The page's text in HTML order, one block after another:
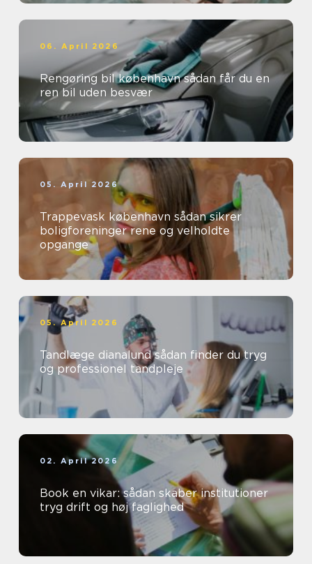
06. April 2026
Rengøring bil københavn sådan får du en
ren bil uden besvær
05. April 2026
Trappevask københavn sådan sikrer
boligforeninger rene og velholdte
opgange
05. April 2026
Tandlæge dianalund sådan finder du tryg
og professionel tandpleje
02. April 2026
Book en vikar: sådan skaber institutioner
tryg drift og høj faglighed